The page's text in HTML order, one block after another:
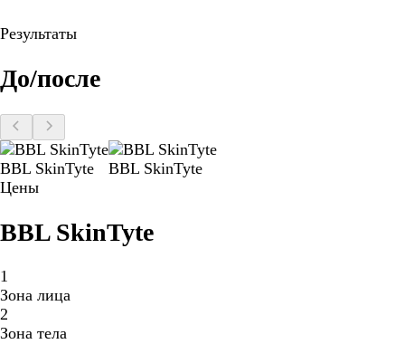
Результаты
До/после
BBL SkinTyte
BBL SkinTyte
Цены
BBL SkinTyte
1
Зона лица
2
Зона тела